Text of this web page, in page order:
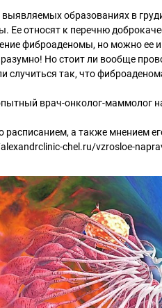
образованиях в
Ее относят к перечню
фиброаденомы, но можно ее
Но стоит ли вообще
случиться так, что
врач-онколог-маммолог
расписанием, а также мнением
chel.ru/vzrosloe-